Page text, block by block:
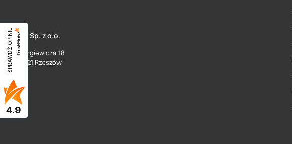
SUEZ Sp. z o.o.
ul. Langiewicza 18
35 - 021 Rzeszów
SPRAWDŹ OPINIE
4.9